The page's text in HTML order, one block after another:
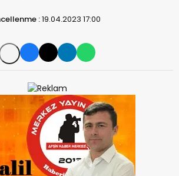
:19.04.2023 17:00